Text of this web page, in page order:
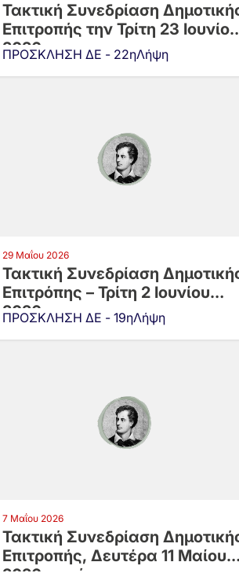
Τακτική Συνεδρίαση
Επιτροπής την Τρίτη 23 Ιουνίου
2026 και…
ΠΡΟΣΚΛΗΣΗ ΔΕ - 22ηΛήψη
29 Μαΐου 2026
Τακτική Συνεδρίαση
Επιτρόπης – Τρίτη 2 Ιουνίου
2026 και…
ΠΡΟΣΚΛΗΣΗ ΔΕ - 19ηΛήψη
7 Μαΐου 2026
Τακτική Συνεδρίαση
Επιτροπής, Δευτέρα 11 Μαίου